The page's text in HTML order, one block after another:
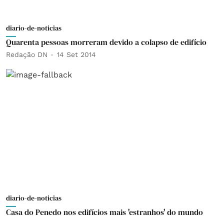
diario-de-noticias
Quarenta pessoas morreram devido a colapso de edifício
Redação DN 14 Set 2014
diario-de-noticias
Casa do Penedo nos edifícios mais 'estranhos' do mundo